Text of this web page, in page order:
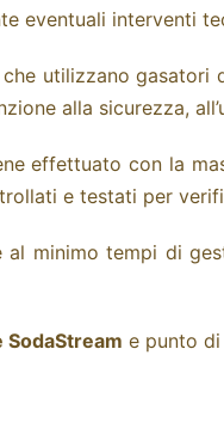
eventuali interventi
utilizzano
alla sicurezza,
effettuato con la
e testati per
al minimo tempi di
SodaStream e punto